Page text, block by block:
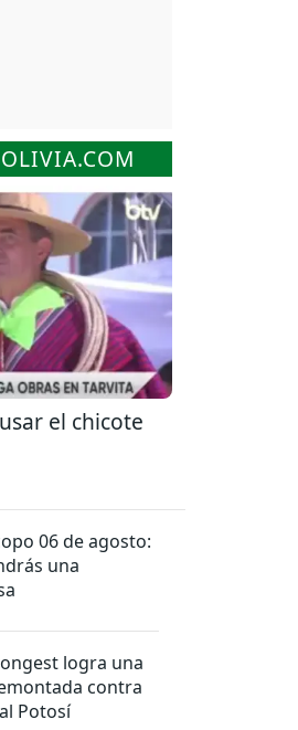
el chicote
06 de agosto:
una
logra una
contra
Potosí